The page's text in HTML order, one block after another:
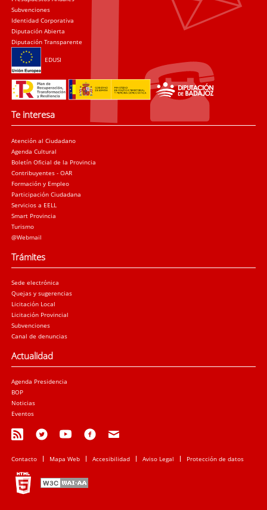
Subvenciones
Identidad Corporativa
Diputación Abierta
Diputación Transparente
EDUSI
Te interesa
Atención al Ciudadano
Agenda Cultural
Boletín Oficial de la Provincia
Contribuyentes - OAR
Formación y Empleo
Participación Ciudadana
Servicios a EELL
Smart Provincia
Turismo
@Webmail
Trámites
Sede electrónica
Quejas y sugerencias
Licitación Local
Licitación Provincial
Subvenciones
Canal de denuncias
Actualidad
Agenda Presidencia
BOP
Noticias
Eventos
Contacto Mapa Web Accesibilidad Aviso Legal Protección de datos